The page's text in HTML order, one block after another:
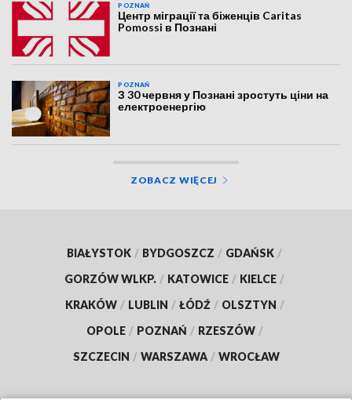
POZNAŃ
Центр міграції та біженців Caritas
Pomossi в Познані
POZNAŃ
З 30 червня у Познані зростуть ціни на
електроенергію
ZOBACZ WIĘCEJ
BIAŁYSTOK / BYDGOSZCZ / GDAŃSK /
GORZÓW WLKP. / KATOWICE / KIELCE /
KRAKÓW / LUBLIN / ŁÓDŹ / OLSZTYN /
OPOLE / POZNAŃ / RZESZÓW /
SZCZECIN / WARSZAWA / WROCŁAW